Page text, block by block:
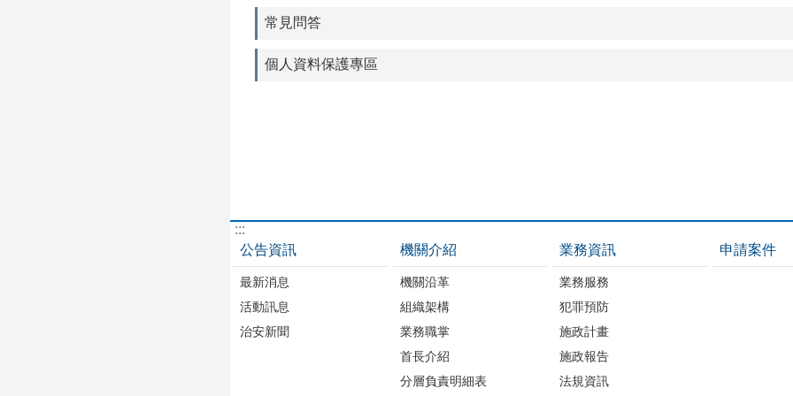
常見問答
個人資料保護專區
:::
公告資訊
最新消息
活動訊息
治安新聞
機關介紹
機關沿革
組織架構
業務職掌
首長介紹
分層負責明細表
業務資訊
業務服務
犯罪預防
施政計畫
施政報告
法規資訊
申請案件